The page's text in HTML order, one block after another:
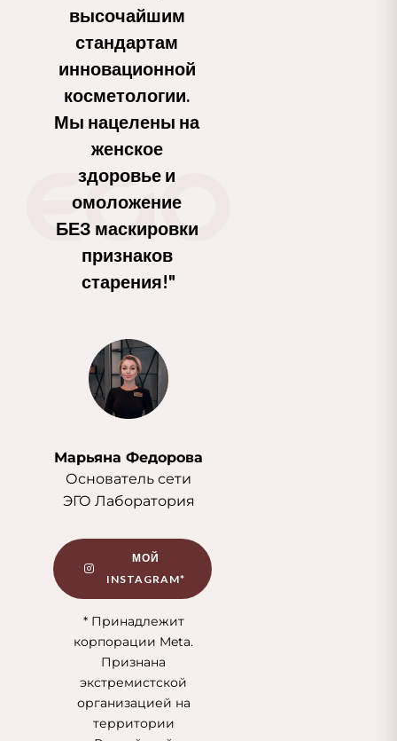
высочайшим
стандартам
инновационной
косметологии.
Мы нацелены на
женское
здоровье и
омоложение
БЕЗ маскировки
признаков
старения!"
Марьяна Федорова
Основатель сети
ЭГО Лаборатория
МОЙ
INSTAGRAM*
* Принадлежит
корпорации Meta.
Признана
экстремистской
организацией на
территории